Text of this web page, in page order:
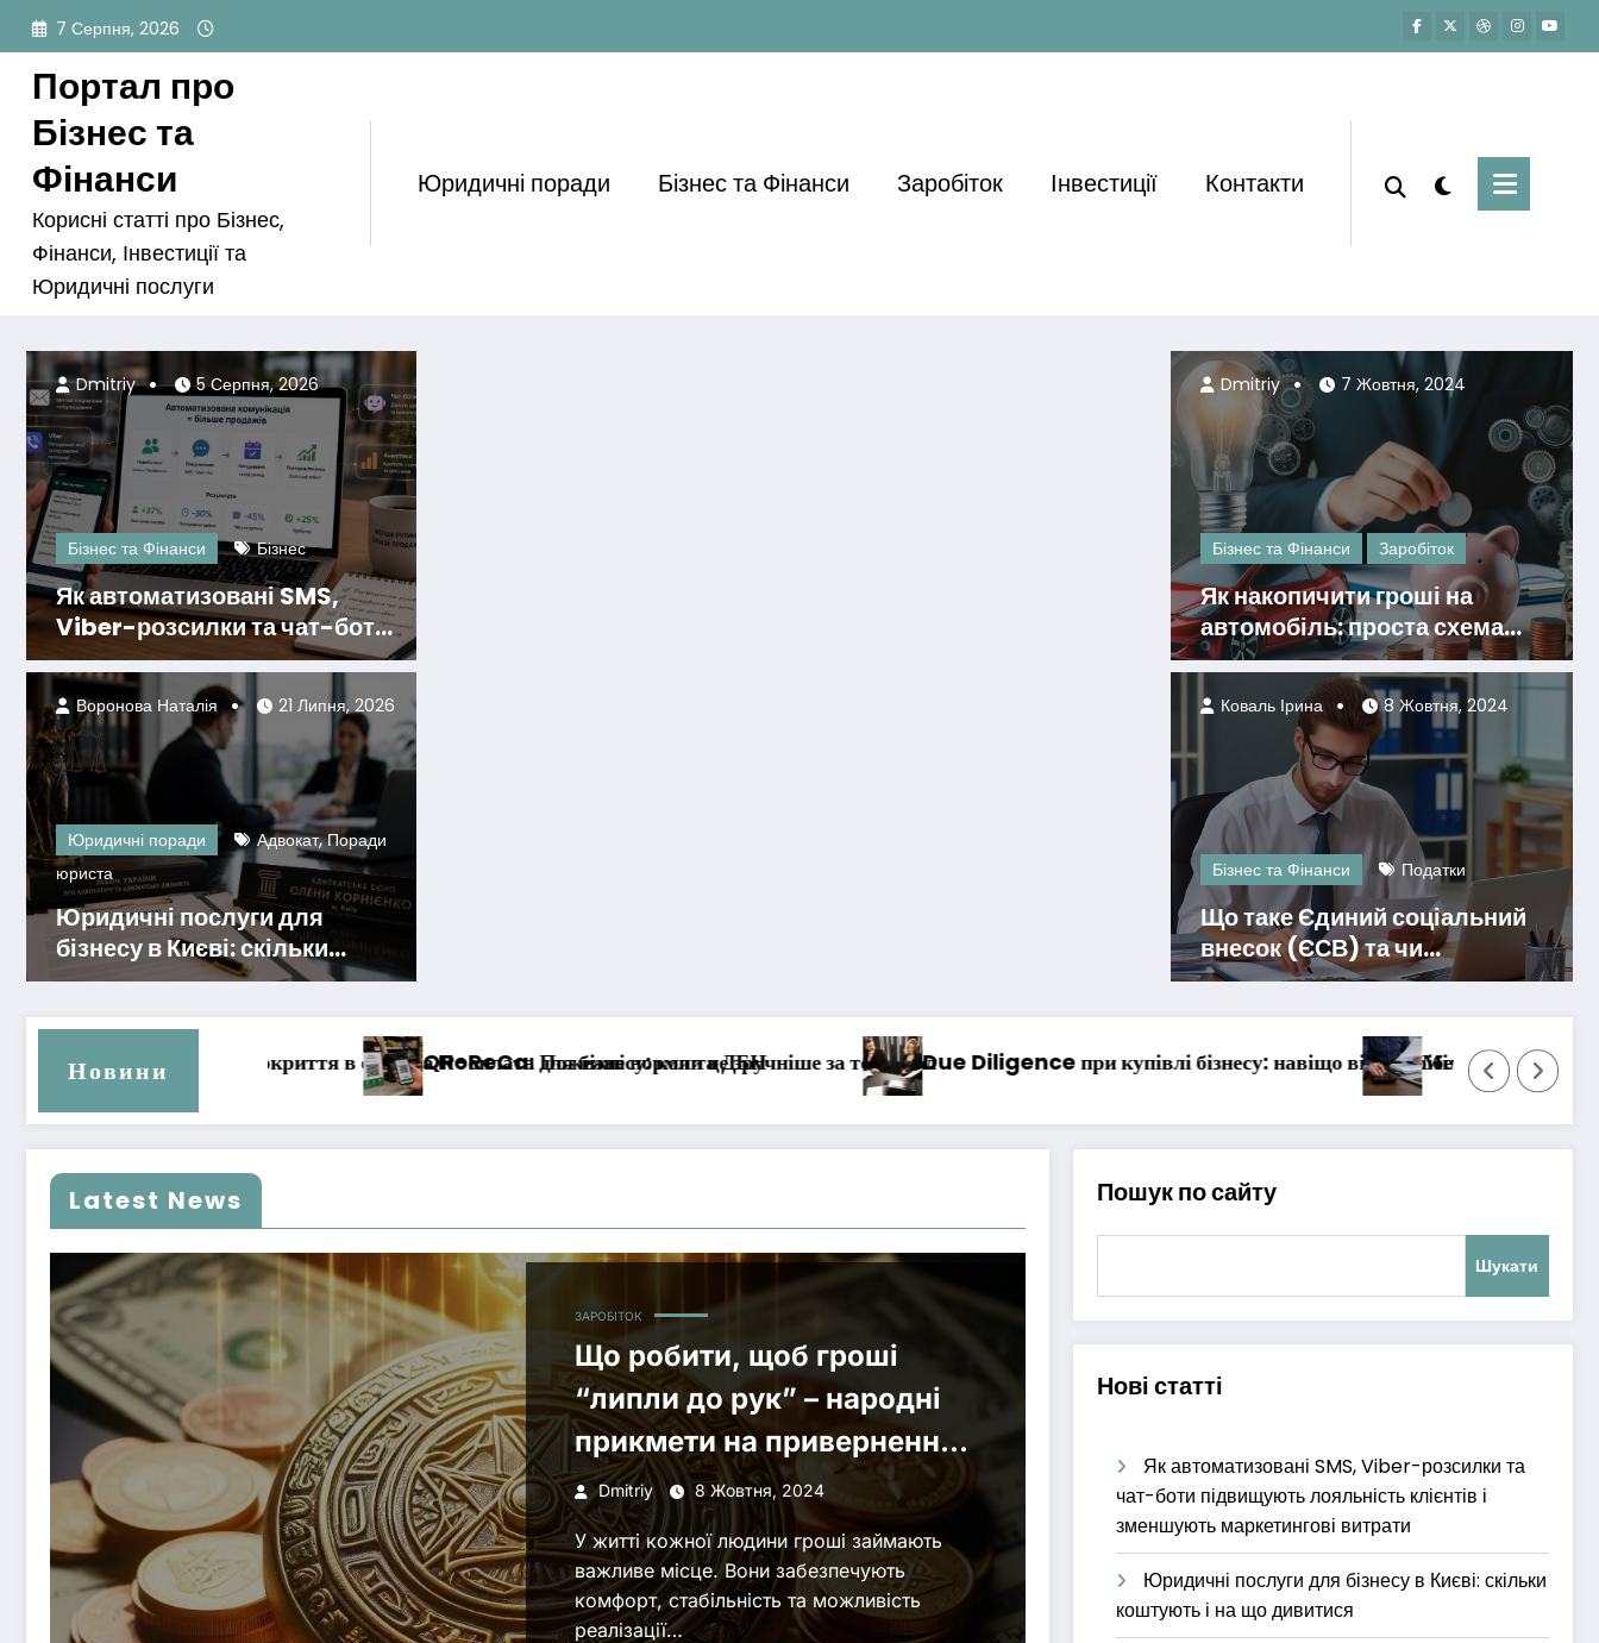
Перейти
вмісту
7 Серпня, 2026
Портал про
Бізнес та
Фінанси
Корисні статті про Бізнес,
Фінанси, Інвестиції та
Юридичні послуги
Юридичні поради Бізнес та Фінанси Заробіток Інвестиції Контакти
Бізнес та Фінанси Бізнес
Як автоматизовані SMS,
Viber-розсилки та чат-боти
підвищують лояльність
клієнтів і зменшують
маркетингові витрати
Dmitriy 5 Серпня, 2026
Юридичні поради Адвокат,Поради
юриста
Юридичні послуги для
бізнесу в Києві: скільки
коштують і на що дивитися
Воронова Наталія 21 Липня, 2026
Бізнес та Фінанси Заробіток
Як накопичити гроші на
автомобіль: проста схема
для досягнення мрії
Dmitriy 7 Жовтня, 2024
Бізнес та Фінанси Податки
Що таке Єдиний соціальний
внесок (ЄСВ) та чи
обов’язково його платити?
Коваль Ірина 8 Жовтня, 2024
Новини
HoReCa: Пожежні норми та ДБН
оплата для бізнесу: коли це зручніше за терміналDue Diligence при купівлі бізнесу: навіщо він потрібен і що перевірятиМільйонний штраф за РРО: чому бізнес виграє суди проти
Latest News
ЗАРОБІТОК
Що робити, щоб гроші
“липли до рук” – народні
прикмети на привернення
багатства
Dmitriy 8 Жовтня, 2024
У житті кожної людини гроші займають
важливе місце. Вони забезпечують
комфорт, стабільність та можливість
реалізації…
Пошук по сайту
Шукати
Нові статті
Як автоматизовані SMS, Viber-розсилки та
чат-боти підвищують лояльність клієнтів і
зменшують маркетингові витрати
Юридичні послуги для бізнесу в Києві: скільки
коштують і на що дивитися